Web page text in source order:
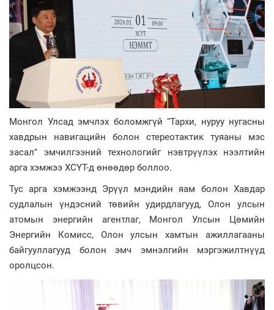
Монгол Улсад эмчлэх боломжгүй “Тархи, нуруу нугасны
хавдрын навигацийн болон стереотактик туяаны мэс
засал" эмчилгээний технологийг нэвтрүүлэх нээлтийн
арга хэмжээ ХСҮТ-д өнөөдөр боллоо.
Тус арга хэмжээнд Эрүүл мэндийн яам болон Хавдар
судлалын үндэсний төвийн удирдлагууд, Олон улсын
атомын энергийн агентлаг, Монгол Улсын Цөмийн
Энергийн Комисс, Олон улсын хамтын ажиллагааны
байгууллагууд болон эмч эмнэлгийн мэргэжилтнүүд
оролцсон.